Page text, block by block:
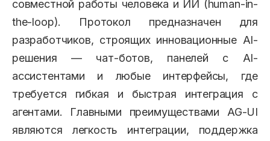
совместной работы человека и ИИ (human-in-
the-loop). Протокол предназначен для
разработчиков, строящих инновационные AI-
решения — чат-ботов, панелей с AI-
ассистентами и любые интерфейсы, где
требуется гибкая и быстрая интеграция с
агентами. Главными преимуществами AG-UI
являются легкость интеграции, поддержка